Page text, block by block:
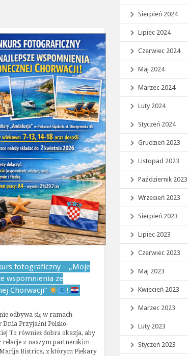
fotograficzny – „Moje
wspomnienia ze
Chorwacji”
!
odbywa się w ramach
Dnia Przyjaźni Polsko-
To również dobra okazja, aby
relacje z naszym partnerskim
Bistrica, z którym Piekary
Sierpień 2024
Lipiec 2024
Czerwiec 2024
Maj 2024
Marzec 2024
Luty 2024
Styczeń 2024
Grudzień 2023
Listopad 2023
Październik 2023
Wrzesień 2023
Sierpień 2023
Lipiec 2023
Czerwiec 2023
Maj 2023
Kwiecień 2023
Marzec 2023
Luty 2023
Styczeń 2023